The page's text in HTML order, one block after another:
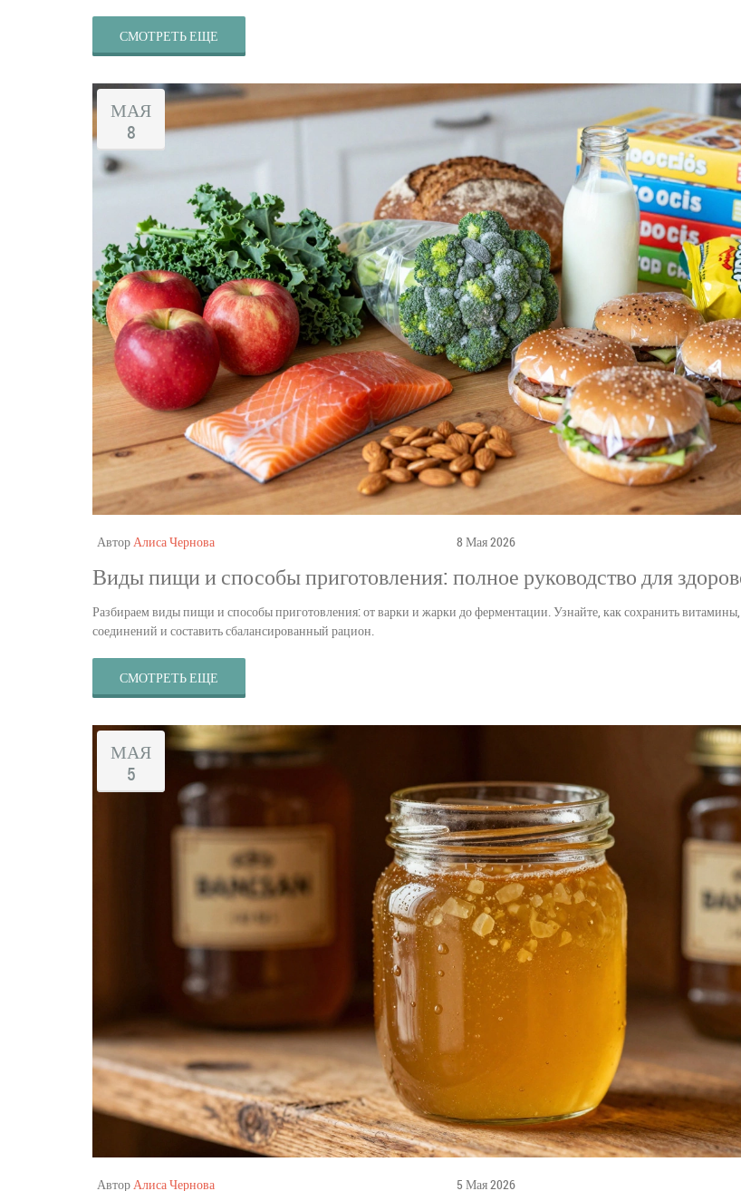
СМОТРЕТЬ ЕЩЕ
МАЯ
8
АвторАлиса Чернова 8 Мая 2026
Виды пищи и способы приготовления: полное руководство для
Разбираем виды пищи и способы приготовления: от варки и жарки до ферментации. Узнайте, как сохранить
соединений и составить сбалансированный рацион.
СМОТРЕТЬ ЕЩЕ
МАЯ
5
АвторАлиса Чернова 5 Мая 2026